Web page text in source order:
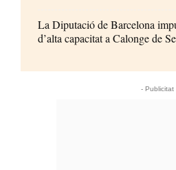
La Diputació de Barcelona
d’alta capacitat a Calonge de
- Publicitat